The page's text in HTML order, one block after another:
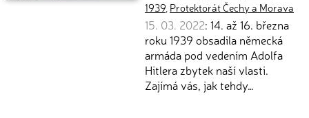
1939, Protektorát Čechy a Morava
15. 03. 2022: 14. až 16. března
roku 1939 obsadila německá
armáda pod vedením Adolfa
Hitlera zbytek naší vlasti.
Zajímá vás, jak tehdy…